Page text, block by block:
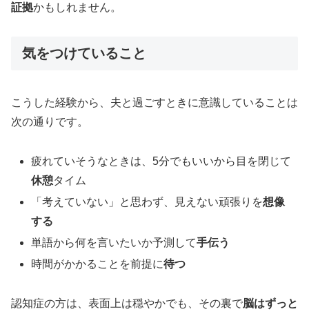
証拠かもしれません。
気をつけていること
こうした経験から、夫と過ごすときに意識していることは
次の通りです。
疲れていそうなときは、5分でもいいから目を閉じて
休憩タイム
「考えていない」と思わず、見えない頑張りを想像
する
単語から何を言いたいか予測して手伝う
時間がかかることを前提に待つ
認知症の方は、表面上は穏やかでも、その裏で脳はずっと